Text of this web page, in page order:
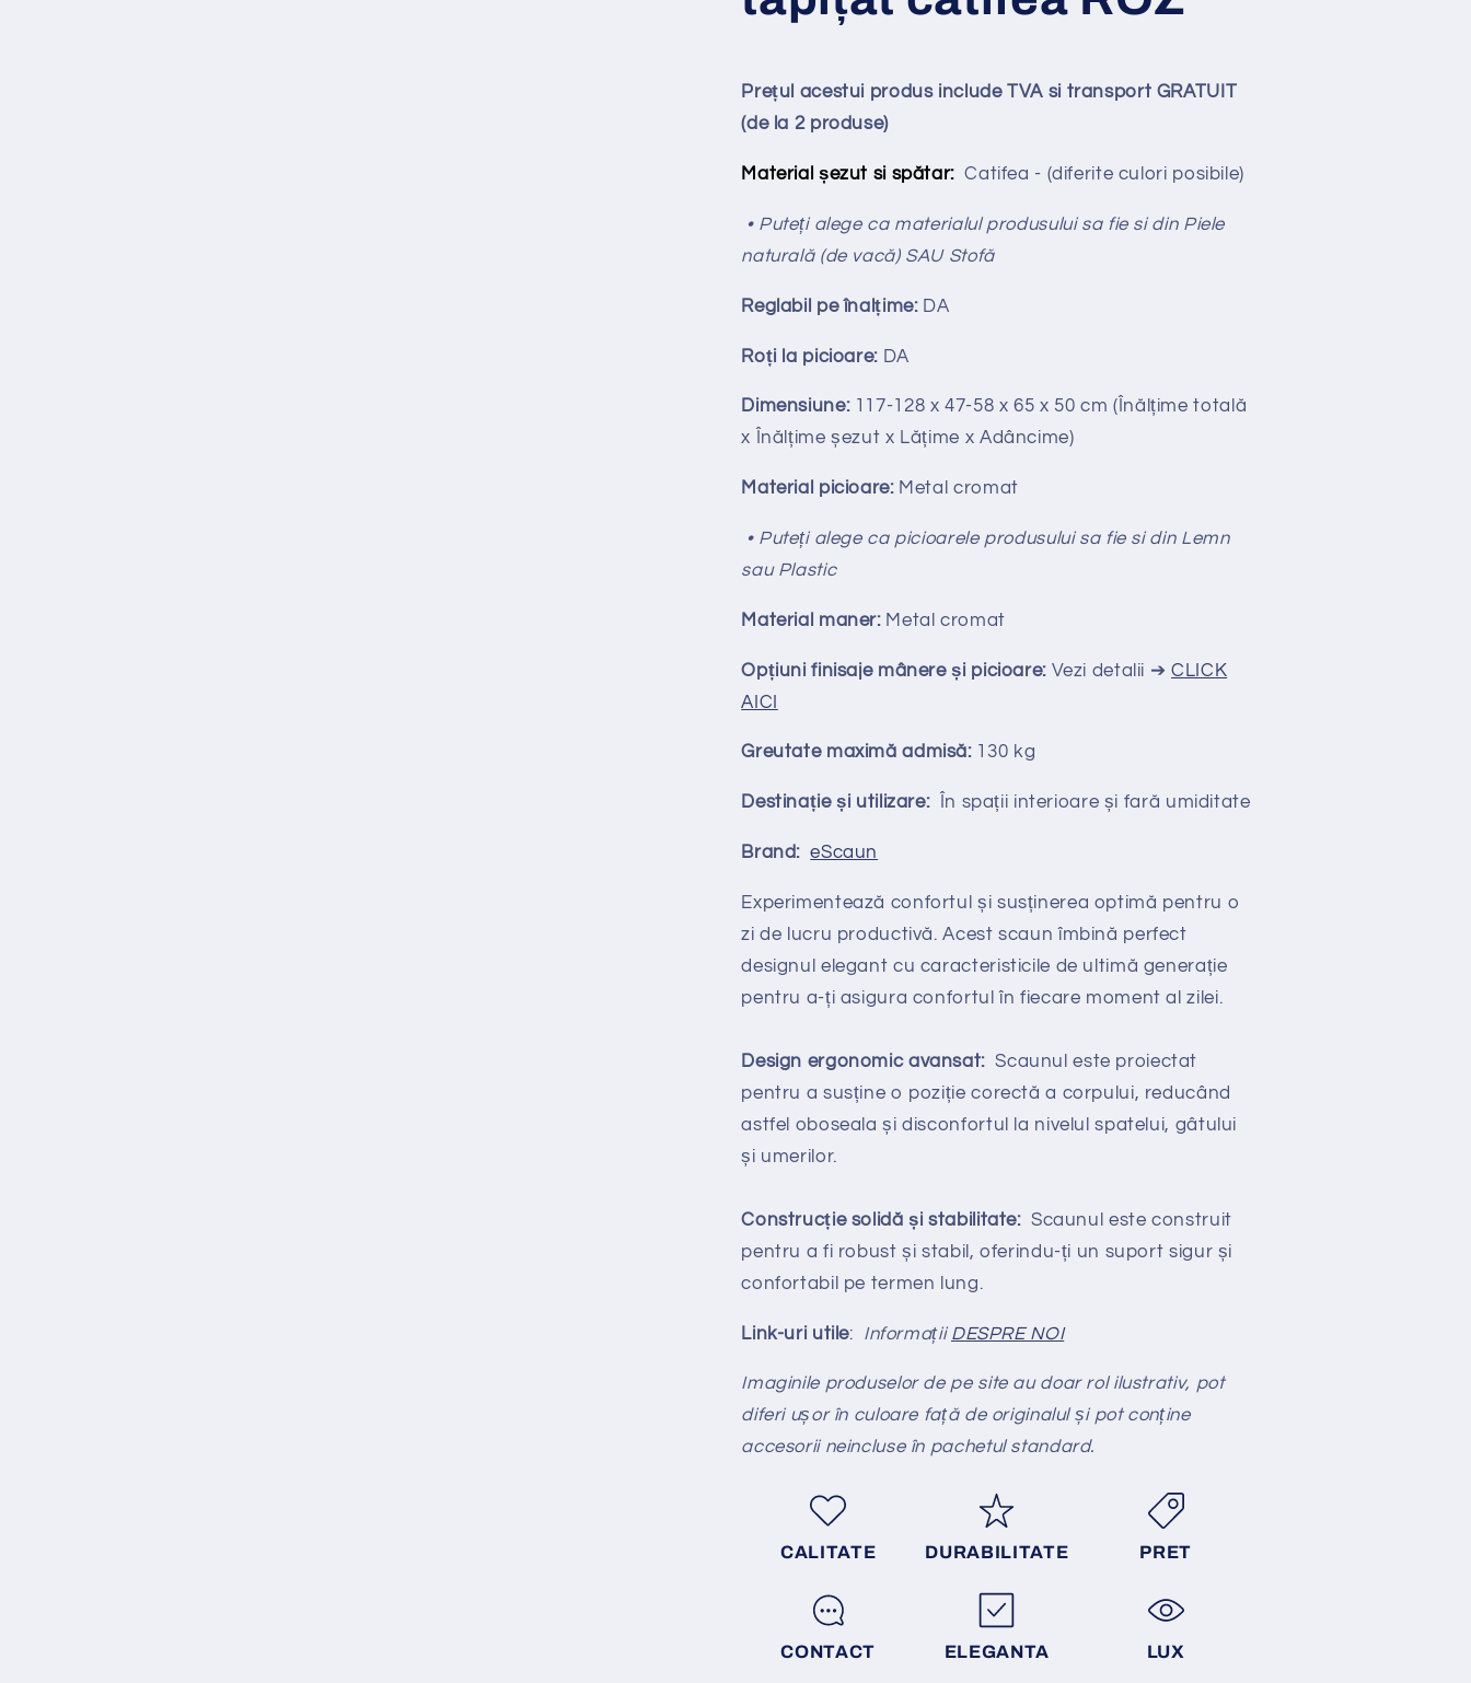
Prețul acestui produs include TVA si transport GRATUIT
(de la 2 produse)
Material șezut si spătar: Catifea - (diferite culori posibile)
• Puteți alege ca materialul produsului sa fie si din Piele
naturală (de vacă) SAU Stofă
Reglabil peînalțime: DA
Roți la picioare: DA
Dimensiune: 117-128 x 47-58 x 65 x 50 cm (Înălțime totală
x Înălțimeșezut x Lățime x Adâncime)
Material picioare: Metal cromat
• Puteți alege ca picioarele produsului sa fie si din Lemn
sau Plastic
Material maner: Metal cromat
Opțiuni finisaje mânere și picioare: Vezi detalii ➔CLICK
AICI
Greutate maximă admisă: 130 kg
Destinație și utilizare:În spații interioare și fară umiditate
Brand:eScaun
Experimentează confortul și susținerea optimă pentru o
zi de lucru productivă. Acest scaun îmbină perfect
designul elegant cu caracteristicile de ultimă generație
pentru a-ți asigura confortul în fiecare moment al zilei.
Design ergonomic avansat:Scaunul este proiectat
pentru a susține o poziție corectă a corpului, reducând
astfel oboseala și disconfortul la nivelul spatelui, gâtului
și umerilor.
Construcție solidă și stabilitate: Scaunul este construit
pentru a fi robust și stabil, oferindu-ți un suport sigur și
confortabil pe termen lung.
Link-uri utile: Informații DESPRE NOI
Imaginile produselor de pe site au doar rol ilustrativ, pot
diferi ușor în culoare față de originalul și pot conține
accesorii neincluse în pachetul standard.
CALITATE DURABILITATE PRET
CONTACT ELEGANTA LUX